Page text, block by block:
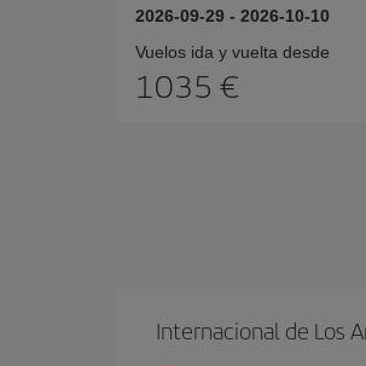
2026-09-29 - 2026-10-10
Vuelos ida y vuelta desde
1035 €
Internacional de Los